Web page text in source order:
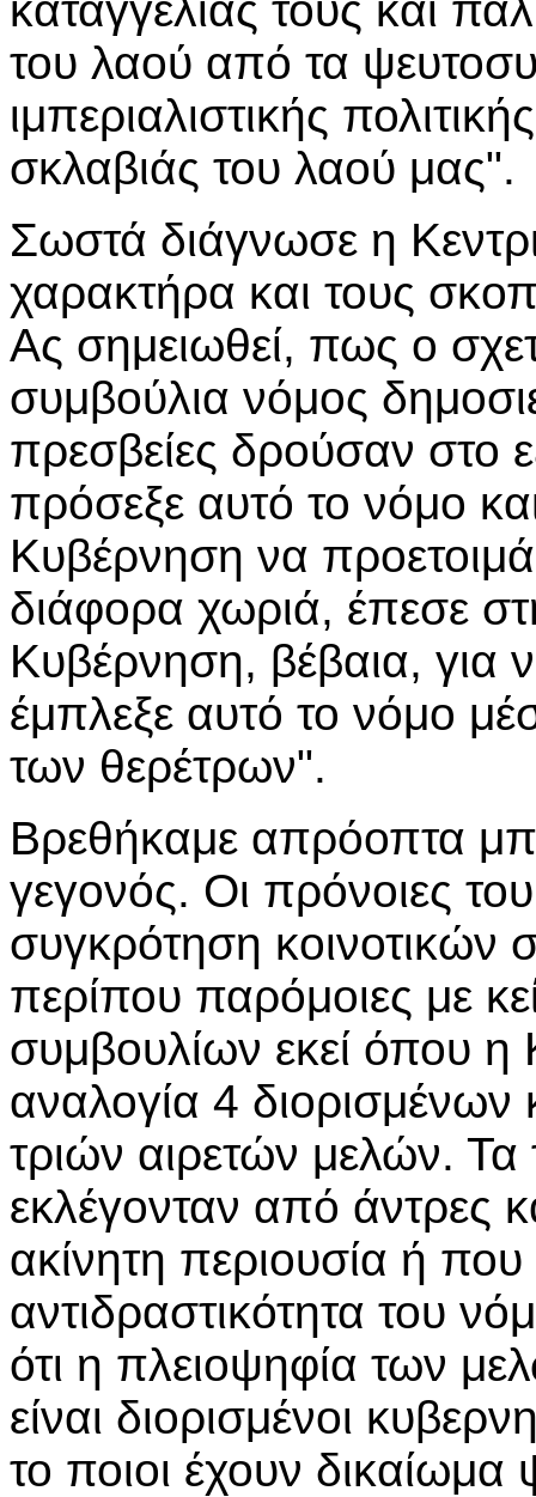
του λαού από τα
ιμπεριαλιστικής
σκλαβιάς του λαού μας".
Σωστά διάγνωσε η
χαρακτήρα και τους
Ας σημειωθεί, πως ο
συμβούλια νόμος
πρεσβείες δρούσαν στο
πρόσεξε αυτό το νόμο
Κυβέρνηση να
διάφορα χωριά, έπεσε
Κυβέρνηση, βέβαια, για
έμπλεξε αυτό το νόμο
των θερέτρων".
Βρεθήκαμε απρόοπτα
γεγονός. Οι πρόνοιες
συγκρότηση κοινοτικών
περίπου παρόμοιες με
συμβουλίων εκεί όπου
αναλογία 4
τριών αιρετών μελών. Τα
εκλέγονταν από άντρες
ακίνητη περιουσία ή
αντιδραστικότητα του
ότι η πλειοψηφία των
είναι διορισμένοι
το ποιοι έχουν